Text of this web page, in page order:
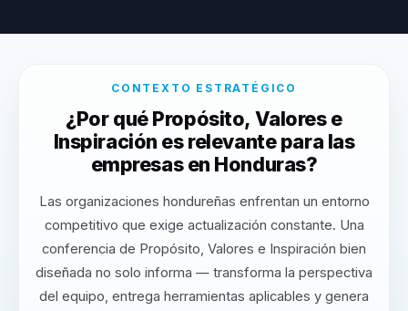
CONTEXTO ESTRATÉGICO
¿Por qué Propósito, Valores e
Inspiración es relevante para las
empresas en Honduras?
Las organizaciones hondureñas enfrentan un entorno
competitivo que exige actualización constante. Una
conferencia de Propósito, Valores e Inspiración bien
diseñada no solo informa — transforma la perspectiva
del equipo, entrega herramientas aplicables y genera